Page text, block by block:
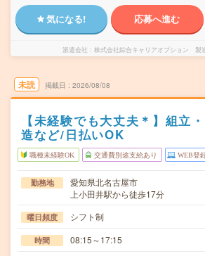
気になる! 応募へ進む
派遣会社 株式会社綜合キャリアオプション 製
未読 掲載日 2026/08/08
【未経験でも大丈夫＊】組立
造など/日払いOK
職種未経験OK 交通費別途支給あり WEB登
勤務地
愛知県北名古屋市
上小田井駅から徒歩17分
曜日頻度 シフト制
時間 08:15～17:15